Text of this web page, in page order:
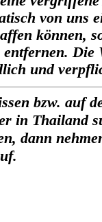
von uns
können,
Die
und
bzw. auf
in Thailand
dann